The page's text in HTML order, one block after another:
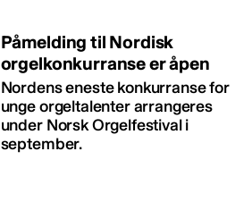
Påmelding til Nordisk
orgelkonkurranse er åpen
Nordens eneste konkurranse for
unge orgeltalenter arrangeres
under Norsk Orgelfestival i
september.